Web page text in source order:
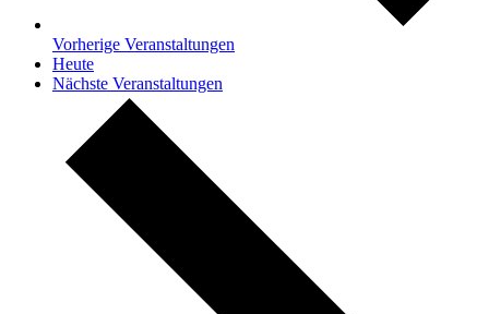
Vorherige Veranstaltungen
Heute
Nächste Veranstaltungen